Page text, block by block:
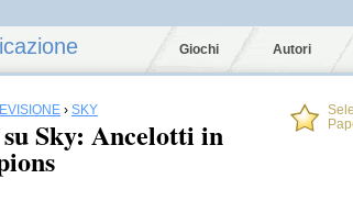
Giochi Autori
› SKY
Sky: Ancelotti in